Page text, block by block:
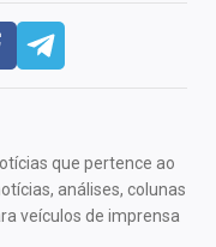
que pertence ao
análises, colunas
veículos de imprensa